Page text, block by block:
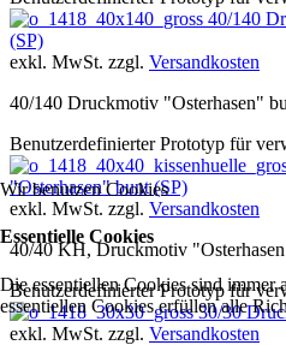
40/140
(SP)
exkl. MwSt. zzgl. Versandkosten
40/140 Druckmotiv "Osterhasen"
Benutzerdefinierter Prototyp für
"Osterhasen" bunt (SP)
exkl. MwSt. zzgl. Versandkosten
40/40 KH, Druckmotiv
Benutzerdefinierter Prototyp für
30/30
exkl. MwSt. zzgl. Versandkosten
Wir benutzen Cookies
Essentielle Cookies
Die essentiellen Cookies sind
essentiellen Cookies erfüllen alle